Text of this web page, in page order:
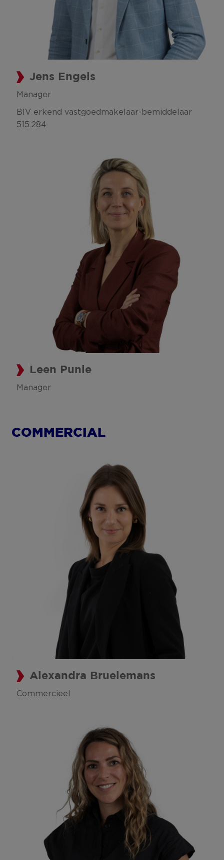
Jens Engels
Manager
BIV erkend vastgoedmakelaar-bemiddelaar
515.284
Leen Punie
Manager
COMMERCIAL
Alexandra Bruelemans
Commercieel